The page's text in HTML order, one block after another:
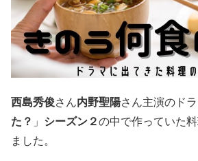
西島秀俊さん内野聖陽さん主演のドラ
た？ 」 シーズン２の中で作っていた
ました。